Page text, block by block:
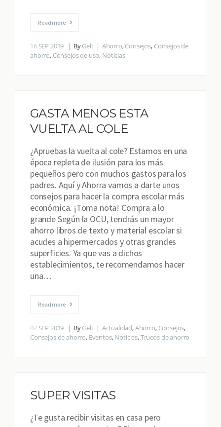
Read more
16 SEP 2019 ByGelt Ahorro,Consejos, Consejos de
ahorro, Consejos de uso, Noticias
GASTA MENOS ESTA
VUELTA AL COLE
¿Apruebas la vuelta al cole? Estamos en una
época repleta de ilusión para los más
pequeños pero con muchos gastos para los
padres. Aquí y Ahorra vamos a darte unos
consejos para hacer la compra escolar más
económica. ¡Toma nota! Compra a lo
grande Según la OCU, tendrás un mayor
ahorro libros de texto y material escolar si
acudes a hipermercados y otras grandes
superficies. Ya que vas a dichos
establecimientos, te recomendamos hacer
una…
Read more
02 SEP 2019 ByGelt Actualidad,Ahorro, Consejos,
Consejos de ahorro, Eventos,Noticias,Trucos de ahorro
SUPER VISITAS
¿Te gusta recibir visitas en casa pero